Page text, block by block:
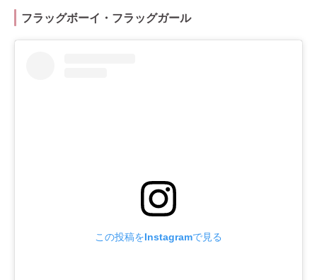
フラッグボーイ・フラッグガール
この投稿をInstagramで見る